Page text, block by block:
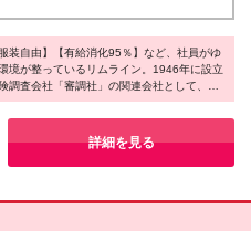
装自由】【有給消化95％】など、社員がゆ
境が整っているリムライン。1946年に設立
調査会社「審調社」の関連会社として、景
営基盤が整っているそうです。現在、3種
タッフのポジションを募集しており、それ
のため、あなたが興味のある分野があれば
詳細を見る